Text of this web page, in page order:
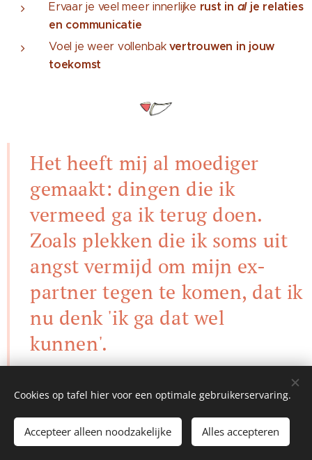
Ervaar je veel meer innerlijke rust in alje relaties
en communicatie
Voel je weer vollenbakvertrouwen in jouw
toekomst
Het heeft mij al moediger
gemaakt: dingen die ik
vermeed ga ik terug doen.
Zoals plekken die ik soms uit
angst vermijd om mijn ex-
partner tegen te komen, dat ik
nu denk 'ik ga dat wel
kunnen'.
Cookies op tafel hier voor een optimale gebruikerservaring.
Accepteer alleen noodzakelijke Alles accepteren